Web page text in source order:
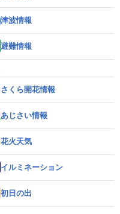
津波情報
避難情報
さくら開花情報
あじさい情報
花火天気
イルミネーション
初日の出